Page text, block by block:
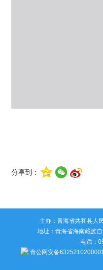
分享到：
主办：青海省共和县人
地址：青海省海南藏族
电话：
青公网安备